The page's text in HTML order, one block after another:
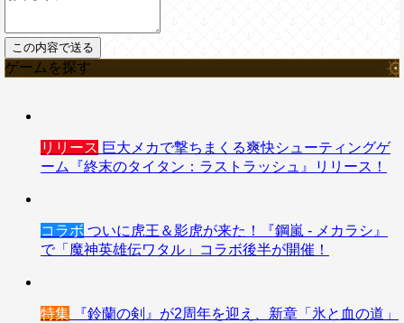
ゲームを探す
リリース 巨大メカで撃ちまくる爽快シューティングゲ
ーム『終末のタイタン：ラストラッシュ』リリース！
コラボ ついに虎王＆影虎が来た！『鋼嵐 - メカラシ』
で「魔神英雄伝ワタル」コラボ後半が開催！
特集 『鈴蘭の剣』が2周年を迎え、新章「氷と血の道」